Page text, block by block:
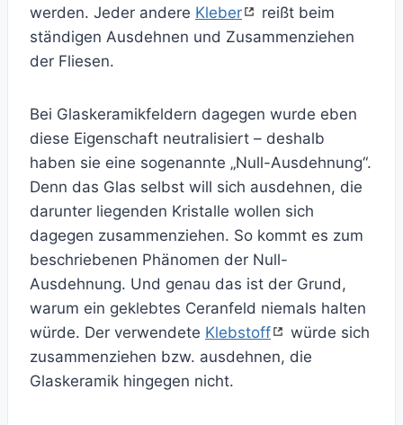
werden. Jeder andere Kleber
reißt beim
ständigen Ausdehnen und Zusammenziehen
der Fliesen.
Bei Glaskeramikfeldern dagegen wurde eben
diese Eigenschaft neutralisiert – deshalb
haben sie eine sogenannte „Null-Ausdehnung“.
Denn das Glas selbst will sich ausdehnen, die
darunter liegenden Kristalle wollen sich
dagegen zusammenziehen. So kommt es zum
beschriebenen Phänomen der Null-
Ausdehnung. Und genau das ist der Grund,
warum ein geklebtes Ceranfeld niemals halten
würde. Der verwendete Klebstoff
würde sich
zusammenziehen bzw. ausdehnen, die
Glaskeramik hingegen nicht.